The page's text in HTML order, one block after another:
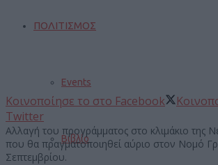
ΠΟΛΙΤΙΣΜΟΣ
Events
Βιβλίο
Κοινοποίησε το στο Facebook
Twitter
Αλλαγή του προγράμματος στο κλιμάκιο της
που θα πραγματοποιηθεί αύριο στον Νομό
Σεπτεμβρίου.